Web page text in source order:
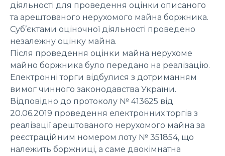
діяльності для проведення оцінки описаного
та арештованого нерухомого майна боржника.
Суб’єктами оціночної діяльності проведено
незалежну оцінку майна.
Після проведення оцінки майна нерухоме
майно боржника було передано на реалізацію.
Електронні торги відбулися з дотриманням
вимог чинного законодавства України.
Відповідно до протоколу № 413625 від
20.06.2019 проведення електронних торгів з
реалізації арештованого нерухомого майна за
реєстраційним номером лоту № 351854, що
належить боржниці, а саме двокімнатна